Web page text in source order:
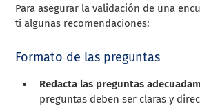
Para asegurar la validación de una
ti algunas recomendaciones:
Formato de las preguntas
Redacta las preguntas
preguntas deben ser claras y